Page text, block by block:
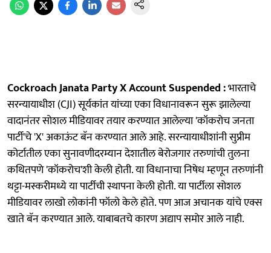
Cockroach Janata Party X Account Suspended :भारताचे
सरन्यायाधीश (CJI) सूर्यकांत यांच्या एका विधानावरून सुरू झालेल्या
वादानंतर सोशल मीडियावर तयार करण्यात आलेल्या 'कॉकरोच जनता
पार्टी'चे 'X' अकाऊंट बॅन करण्यात आले आहे. सरन्यायाधीशांनी सुप्रीम
कोर्टातील एका सुनावणीदरम्यान देशातील बेरोजगार तरुणांची तुलना
कथितपणे 'कॉकरोच'शी केली होती. या विधानाचा निषेध म्हणून तरुणांनी
थट्टा-मस्करीमध्ये या पार्टीची स्थापना केली होती. या पार्टीला सोशल
मीडियावर लाखो लोकांनी फॉलो केले होते. पण आज अचानक यांचे एक्स
खाते बॅन करण्यात आले. याबाबतचे कारण अद्याप समोर आले नाही.